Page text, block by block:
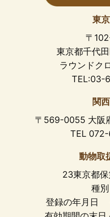
東
〒
東京都千代
ラウンドク
TEL:03-
関
〒569-0055 大阪
TEL
動物取
23東京都
種
登録の年月日